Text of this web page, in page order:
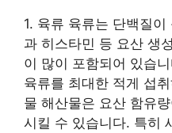
1. 육류 육류는 단백질
과 히스타민 등 요산 생
이 많이 포함되어 있습
육류를 최대한 적게 섭
물 해산물은 요산 함유
시킬 수 있습니다. 특히